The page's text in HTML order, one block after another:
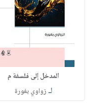
المدخل إلى فلسفة م
لـ زواوي بغورة